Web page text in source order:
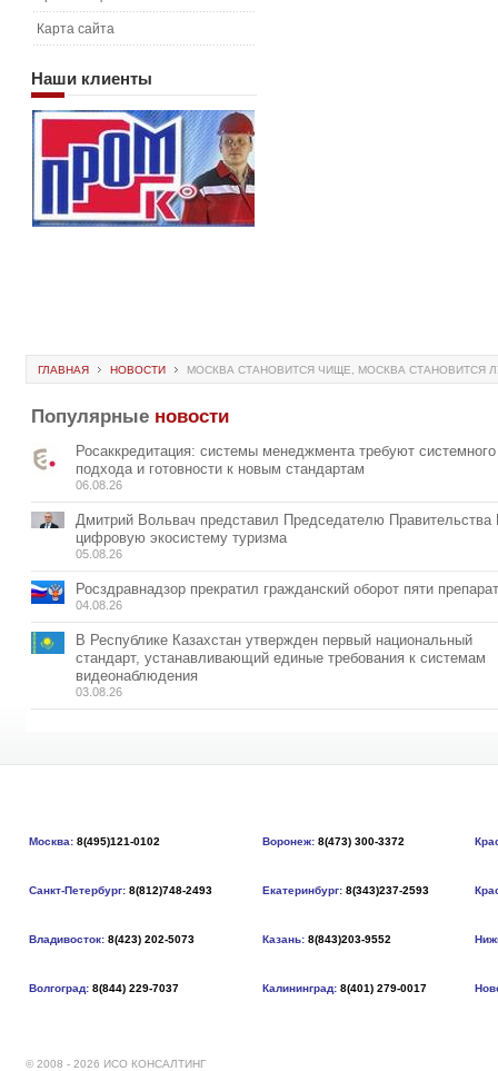
Карта сайта
Наши клиенты
ГЛАВНАЯ НОВОСТИ МОСКВА СТАНОВИТСЯ ЧИЩЕ, МОСКВА СТАНОВИТСЯ
Популярные новости
Росаккредитация: системы менеджмента требуют системного
подхода и готовности к новым стандартам
06.08.26
Дмитрий Вольвач представил Председателю
цифровую экосистему туризма
05.08.26
Росздравнадзор прекратил гражданский оборот пяти
04.08.26
В Республике Казахстан утвержден первый национальный
стандарт, устанавливающий единые требования к системам
видеонаблюдения
03.08.26
Москва: 8(495)121-0102 Воронеж: 8(473) 300-3372
Санкт-Петербург: 8(812)748-2493 Екатеринбург: 8(343)237-2593
Владивосток: 8(423) 202-5073 Казань: 8(843)203-9552
Волгоград: 8(844) 229-7037 Калининград: 8(401) 279-0017
© 2008 - 2026 ИСО КОНСАЛТИНГ